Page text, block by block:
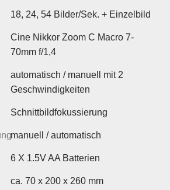
18, 24, 54 Bilder/Sek. + Einzelbild
Cine Nikkor Zoom C Macro 7-
70mm f/1,4
automatisch / manuell mit 2
Geschwindigkeiten
Schnittbildfokussierung
manuell / automatisch
6 X 1.5V AA Batterien
ca. 70 x 200 x 260 mm